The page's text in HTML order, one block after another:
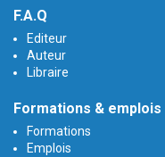
F.A.Q
Editeur
Auteur
Libraire
Formations & emplois
Formations
Emplois